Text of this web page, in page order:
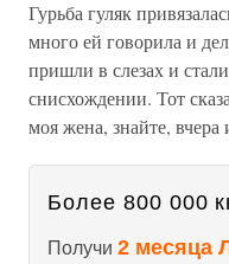
Гурьба гуляк
много ей говорила и
пришли в слезах и
снисхождении. Тот
моя жена, знайте,
Более 800 000
Получи 2 месяца